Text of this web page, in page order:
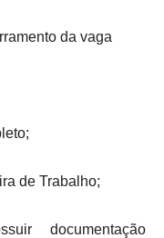
da vaga
de Trabalho;
documentação